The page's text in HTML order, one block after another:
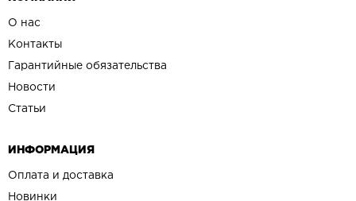
О нас
Контакты
Гарантийные обязательства
Новости
Статьи
ИНФОРМАЦИЯ
Оплата и доставка
Новинки